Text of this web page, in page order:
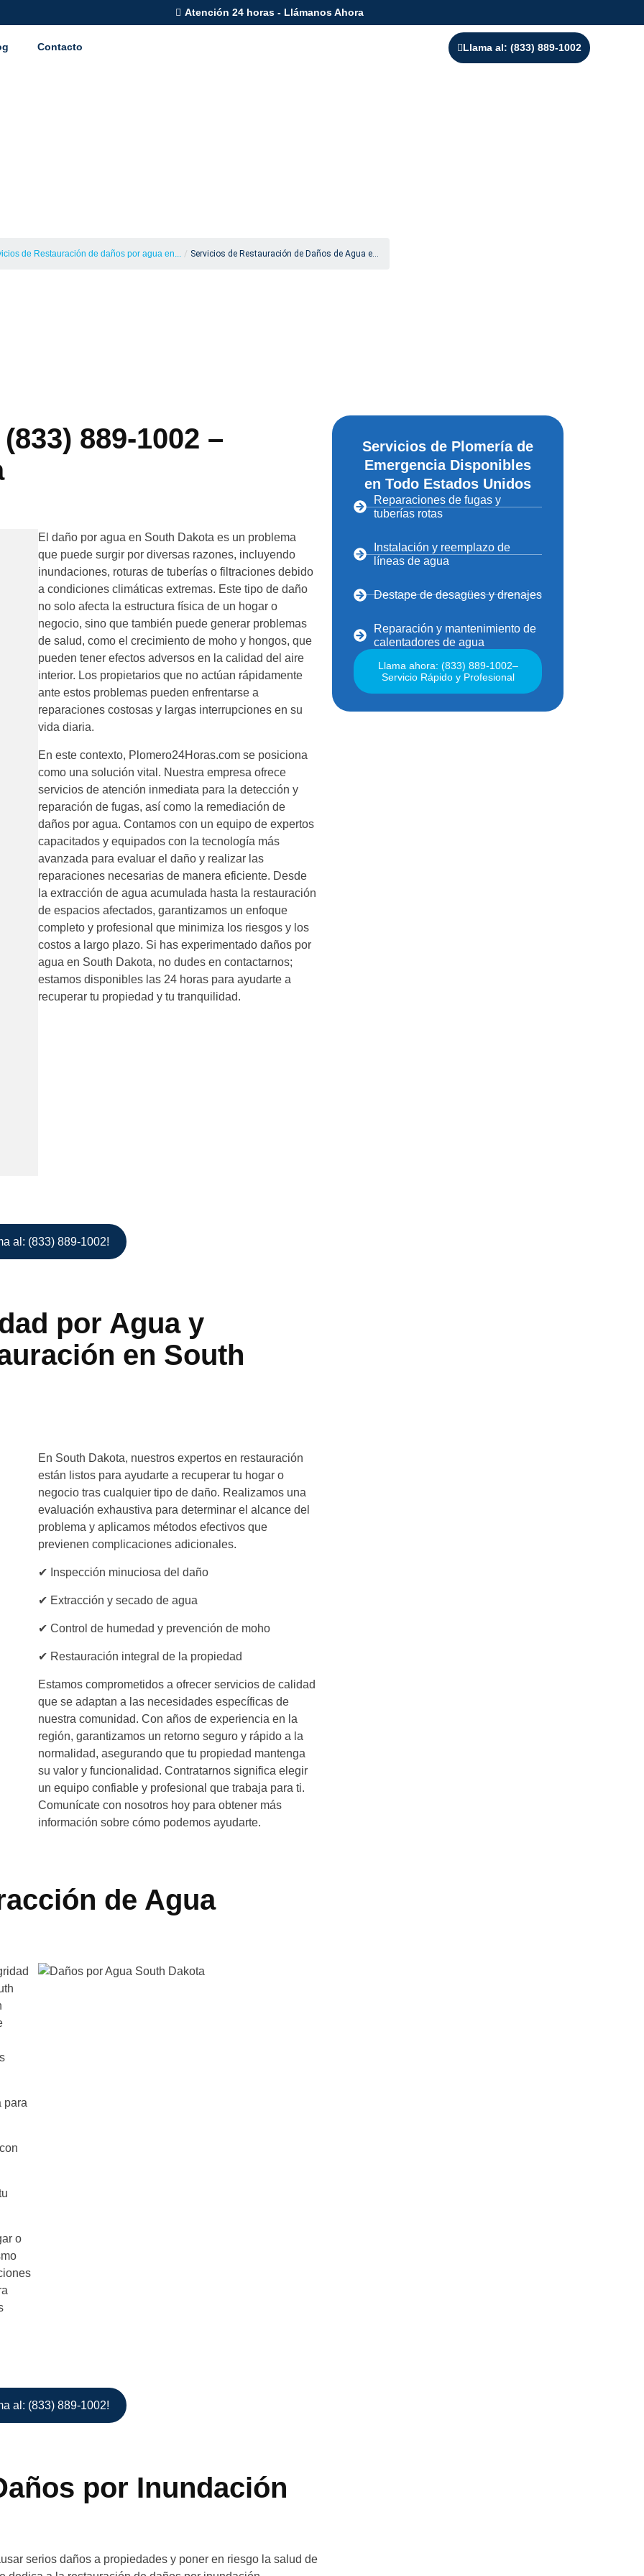
Atención 24 horas - Llámanos Ahora
Contacto Llama al: (833) 889-1002
de Restauración de daños por agua en... / Servicios de Restauración de Daños de Agua e...
889-1002 –
El daño por agua en South Dakota es un problema
que puede surgir por diversas razones, incluyendo
inundaciones, roturas de tuberías o filtraciones debido
a condiciones climáticas extremas. Este tipo de daño
no solo afecta la estructura física de un hogar o
negocio, sino que también puede generar problemas
de salud, como el crecimiento de moho y hongos, que
pueden tener efectos adversos en la calidad del aire
interior. Los propietarios que no actúan rápidamente
ante estos problemas pueden enfrentarse a
reparaciones costosas y largas interrupciones en su
vida diaria.
En este contexto, Plomero24Horas.com se posiciona
como una solución vital. Nuestra empresa ofrece
servicios de atención inmediata para la detección y
reparación de fugas, así como la remediación de
daños por agua. Contamos con un equipo de expertos
capacitados y equipados con la tecnología más
avanzada para evaluar el daño y realizar las
reparaciones necesarias de manera eficiente. Desde
la extracción de agua acumulada hasta la restauración
de espacios afectados, garantizamos un enfoque
completo y profesional que minimiza los riesgos y los
costos a largo plazo. Si has experimentado daños por
agua en South Dakota, no dudes en contactarnos;
estamos disponibles las 24 horas para ayudarte a
recuperar tu propiedad y tu tranquilidad.
al: (833) 889-1002!
por Agua y
en South
En South Dakota, nuestros expertos en restauración
están listos para ayudarte a recuperar tu hogar o
negocio tras cualquier tipo de daño. Realizamos una
evaluación exhaustiva para determinar el alcance del
problema y aplicamos métodos efectivos que
previenen complicaciones adicionales.
✔ Inspección minuciosa del daño
✔ Extracción y secado de agua
✔ Control de humedad y prevención de moho
✔ Restauración integral de la propiedad
Estamos comprometidos a ofrecer servicios de calidad
que se adaptan a las necesidades específicas de
nuestra comunidad. Con años de experiencia en la
región, garantizamos un retorno seguro y rápido a la
normalidad, asegurando que tu propiedad mantenga
su valor y funcionalidad. Contratarnos significa elegir
un equipo confiable y profesional que trabaja para ti.
Comunícate con nosotros hoy para obtener más
información sobre cómo podemos ayudarte.
de Agua
para
o
al: (833) 889-1002!
por Inundación
serios daños a propiedades y poner en riesgo la salud de
Servicios de Plomería de
Emergencia Disponibles
en Todo Estados Unidos
Reparaciones de fugas y
tuberías rotas
Instalación y reemplazo de
líneas de agua
Destape de desagües y drenajes
Reparación y mantenimiento de
calentadores de agua
Llama ahora: (833) 889-1002–
Servicio Rápido y Profesional